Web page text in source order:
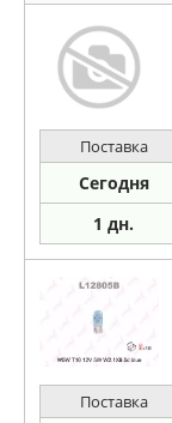
Поставка
Сегодня
1 дн.
Поставка